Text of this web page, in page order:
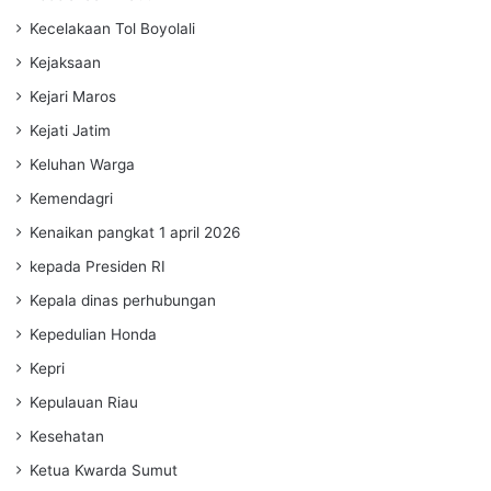
Kecelakaan Tol Boyolali
Kejaksaan
Kejari Maros
Kejati Jatim
Keluhan Warga
Kemendagri
Kenaikan pangkat 1 april 2026
kepada Presiden RI
Kepala dinas perhubungan
Kepedulian Honda
Kepri
Kepulauan Riau
Kesehatan
Ketua Kwarda Sumut